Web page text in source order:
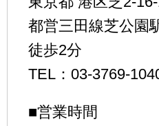
都営三田線芝公園
徒歩2分
TEL：03-3769-
■営業時間